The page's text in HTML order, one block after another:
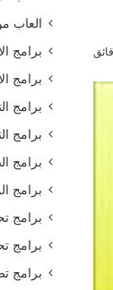
العاب
برامج
برامج
برامج
برامج
برامج
برامج
برامج
برامج
برامج